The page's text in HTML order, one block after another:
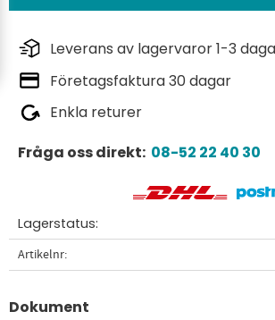
Leverans av lagervaror 1-3
Företagsfaktura 30 dagar
Enkla returer
Fråga oss direkt: 08-52 22 40 30
Lagerstatus
Artikelnr
Dokument